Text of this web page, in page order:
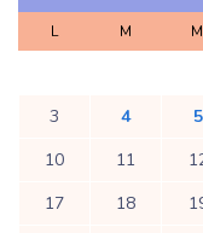
L M M
3
4 5
10
11
17
18